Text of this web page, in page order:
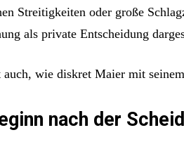
Streitigkeiten oder große
als private Entscheidung
auch, wie diskret Maier mit
nach der